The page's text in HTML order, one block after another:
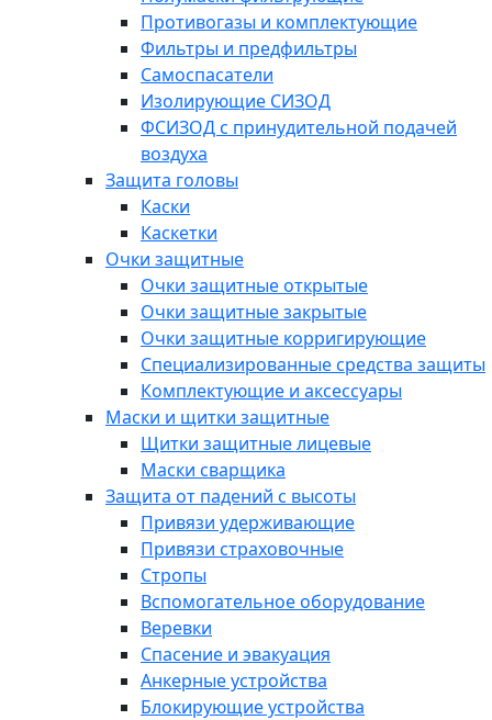
Противогазы и комплектующие
Фильтры и предфильтры
Самоспасатели
Изолирующие СИЗОД
ФСИЗОД с принудительной подачей
воздуха
Защита головы
Каски
Каскетки
Очки защитные
Очки защитные открытые
Очки защитные закрытые
Очки защитные корригирующие
Специализированные средства защиты
Комплектующие и аксессуары
Маски и щитки защитные
Щитки защитные лицевые
Маски сварщика
Защита от падений с высоты
Привязи удерживающие
Привязи страховочные
Стропы
Вспомогательное оборудование
Веревки
Спасение и эвакуация
Анкерные устройства
Блокирующие устройства